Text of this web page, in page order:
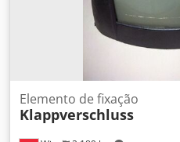
Elemento de fixação
Klappverschluss